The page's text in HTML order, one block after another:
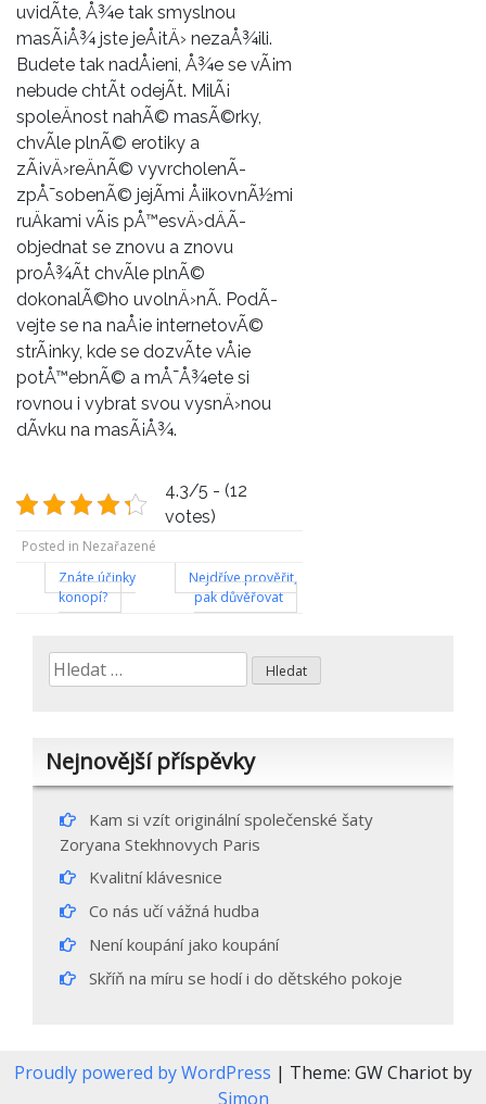
uvidÃ­te, Å¾e tak smyslnou
masÃ¡Å¾ jste jeÅ¡tÄ› nezaÅ¾ili.
Budete tak nadÅ¡eni, Å¾e se vÃ¡m
nebude chtÃ­t odejÃ­t. MilÃ¡
spoleÄnost nahÃ© masÃ©rky,
chvÃ­le plnÃ© erotiky a
zÃ¡vÄ›reÄnÃ© vyvrcholenÃ­
zpÅ¯sobenÃ© jejÃ­mi Å¡ikovnÃ½mi
ruÄkami vÃ¡s pÅ™esvÄ›dÄÃ­
objednat se znovu a znovu
proÅ¾Ã­t chvÃ­le plnÃ©
dokonalÃ©ho uvolnÄ›nÃ­. PodÃ­
vejte se na naÅ¡e internetovÃ©
strÃ¡nky, kde se dozvÃ­te vÅ¡e
potÅ™ebnÃ© a mÅ¯Å¾ete si
rovnou i vybrat svou vysnÄ›nou
dÃ­vku na masÃ¡Å¾.
4.3/5 - (12
votes)
Posted in Nezařazené
Navigace
pro
příspěvek
Znáte účinky
konopí?
Nejdříve prověřit,
pak důvěřovat
Vyhledávání
Nejnovější příspěvky
Kam si vzít originální společenské šaty
Zoryana Stekhnovych Paris
Kvalitní klávesnice
Co nás učí vážná hudba
Není koupání jako koupání
Skříň na míru se hodí i do dětského pokoje
Proudly powered by WordPress | Theme: GW Chariot by
Simon